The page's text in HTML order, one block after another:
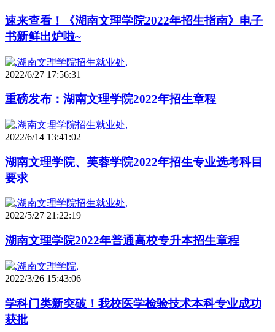
速来查看！《湖南文理学院2022年招生指南》电子
书新鲜出炉啦~
2022/6/27 17:56:31
重磅发布：湖南文理学院2022年招生章程
2022/6/14 13:41:02
湖南文理学院、芙蓉学院2022年招生专业选考科目
要求
2022/5/27 21:22:19
湖南文理学院2022年普通高校专升本招生章程
2022/3/26 15:43:06
学科门类新突破！我校医学检验技术本科专业成功
获批